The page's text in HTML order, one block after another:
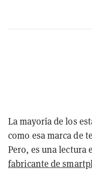
La mayoría de los
como esa marca de
Pero, es una lectura
fabricante de